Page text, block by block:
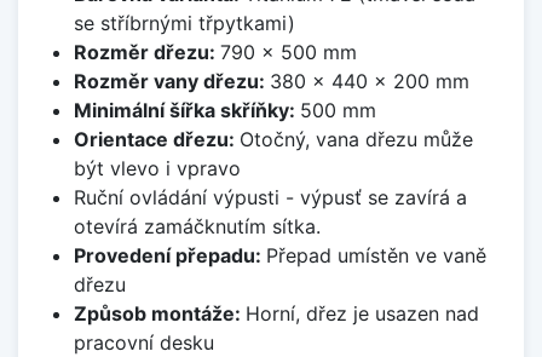
se stříbrnými třpytkami)
Rozměr dřezu: 790 x 500 mm
Rozměr vany dřezu: 380 x 440 x 200 mm
Minimální šířka skříňky: 500 mm
Orientace dřezu: Otočný, vana dřezu může
být vlevo i vpravo
Ruční ovládání výpusti - výpusť se zavírá a
otevírá zamáčknutím sítka.
Provedení přepadu: Přepad umístěn ve vaně
dřezu
Způsob montáže: Horní, dřez je usazen nad
pracovní desku